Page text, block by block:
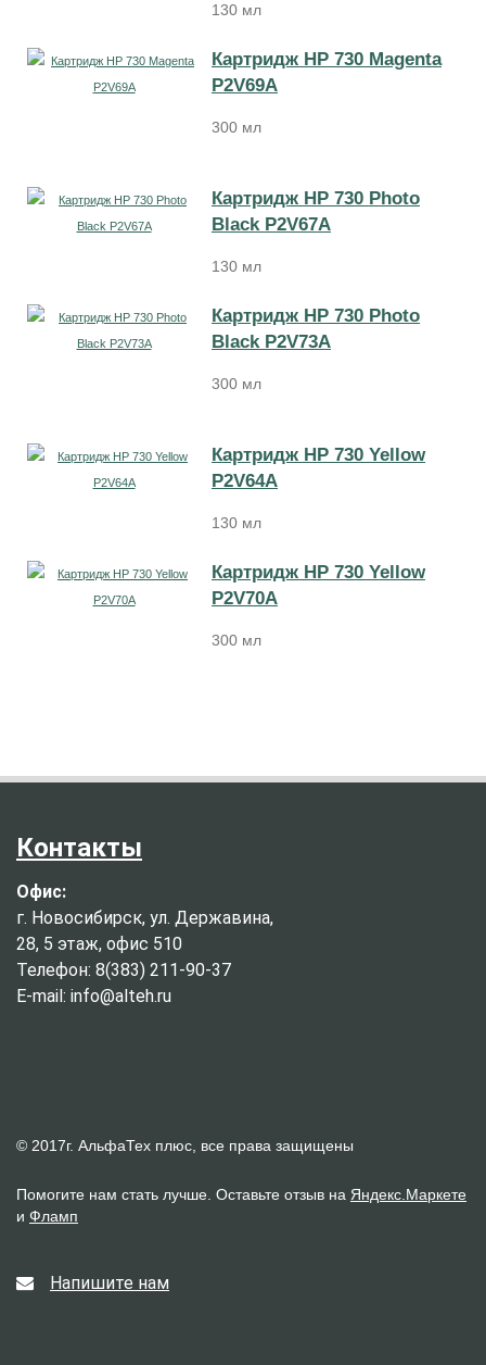
130 мл
Картридж HP 730 Magenta
P2V69A
300 мл
Картридж HP 730 Photo
Black P2V67A
130 мл
Картридж HP 730 Photo
Black P2V73A
300 мл
Картридж HP 730 Yellow
P2V64A
130 мл
Картридж HP 730 Yellow
P2V70A
300 мл
Контакты
Офис:
г. Новосибирск, ул. Державина,
28, 5 этаж, офис 510
Телефон: 8(383) 211-90-37
E-mail: info@alteh.ru
© 2017г. АльфаТех плюс, все права защищены
Помогите нам стать лучше. Оставьте отзыв на Яндекс.Маркете
и Фламп
Напишите нам